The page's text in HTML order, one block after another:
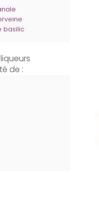
basilic
de :